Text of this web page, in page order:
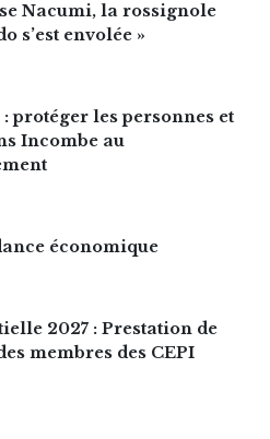
Nacumi, la rossignole
s’est envolée »
protéger les personnes et
Incombe au
économique
2027 : Prestation de
membres des CEPI